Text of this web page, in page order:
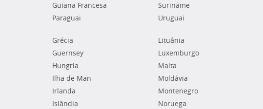
Guiana Francesa
Paraguai
Suriname
Uruguai
Grécia
Guernsey
Hungria
Ilha de Man
Irlanda
Islândia
Lituânia
Luxemburgo
Malta
Moldávia
Montenegro
Noruega